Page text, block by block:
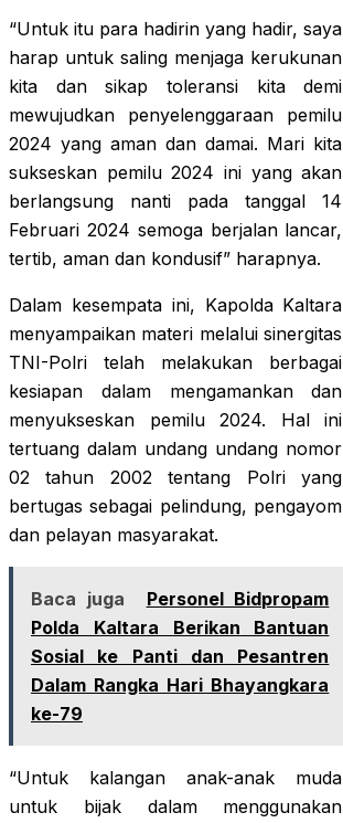
“Untuk itu para hadirin yang hadir, saya
harap untuk saling menjaga kerukunan
kita dan sikap toleransi kita demi
mewujudkan penyelenggaraan pemilu
2024 yang aman dan damai. Mari kita
sukseskan pemilu 2024 ini yang akan
berlangsung nanti pada tanggal 14
Februari 2024 semoga berjalan lancar,
tertib, aman dan kondusif” harapnya.
Dalam kesempata ini, Kapolda Kaltara
menyampaikan materi melalui sinergitas
TNI-Polri telah melakukan berbagai
kesiapan dalam mengamankan dan
menyukseskan pemilu 2024. Hal ini
tertuang dalam undang undang nomor
02 tahun 2002 tentang Polri yang
bertugas sebagai pelindung, pengayom
dan pelayan masyarakat.
Baca juga
Personel Bidpropam
Polda Kaltara Berikan Bantuan
Sosial ke Panti dan Pesantren
Dalam Rangka Hari Bhayangkara
ke-79
“Untuk kalangan anak-anak muda
untuk bijak dalam menggunakan